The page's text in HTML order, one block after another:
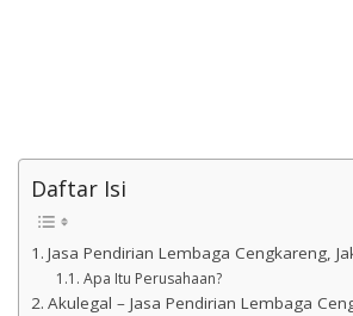
Daftar Isi
Jasa Pendirian Lembaga Cengkareng,
Apa Itu Perusahaan?
Akulegal – Jasa Pendirian Lembaga